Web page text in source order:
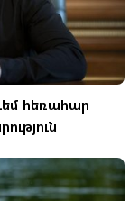
հեռահար